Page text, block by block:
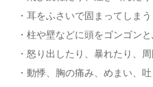
・耳をふさいで固まってしまう
・柱や壁などに頭をゴンゴン
・怒り出したり、暴れたり、
・動悸、胸の痛み、めまい、